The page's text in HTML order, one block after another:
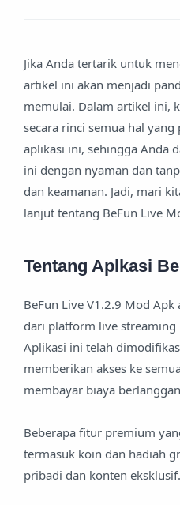
Jika Anda tertarik untuk
artikel ini akan menjadi
memulai. Dalam artikel ini,
secara rinci semua hal
aplikasi ini, sehingga Anda
ini dengan nyaman dan
dan keamanan. Jadi, mari
lanjut tentang BeFun Live
Tentang Aplkasi
BeFun Live V1.2.9 Mod
dari platform live streaming
Aplikasi ini telah
memberikan akses ke
membayar biaya
Beberapa fitur premium
termasuk koin dan hadiah
pribadi dan konten eksklusif.